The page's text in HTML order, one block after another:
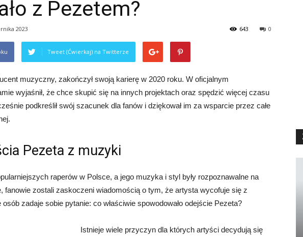
z Pezetem?
2023 0
643
Tweet (Ćwierkaj) na Twitterze
muzyczny, zakończył swoją karierę w 2020 roku. W oficjalnym
wyjaśnił, że chce skupić się na innych projektach oraz spędzić więcej czasu
podkreślił swój szacunek dla fanów i dziękował im za wsparcie przez całe
Pezeta z muzyki
raperów w Polsce, a jego muzyka i styl były rozpoznawalne na
fanowie zostali zaskoczeni wiadomością o tym, że artysta wycofuje się z
zadaje sobie pytanie: co właściwie spowodowało odejście Pezeta?
Istnieje wiele przyczyn dla których artyści decydują się